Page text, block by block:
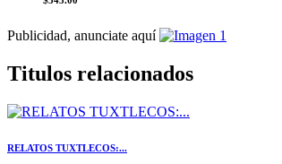
Publicidad, anunciate aquí
Titulos relacionados
RELATOS TUXTLECOS:...